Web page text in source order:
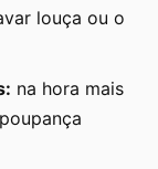
louça ou o
na hora mais